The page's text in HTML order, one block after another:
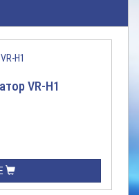
VR-H1